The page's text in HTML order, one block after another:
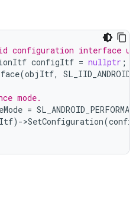
configuration interface
configItf = nullptr ;
(objItf,
mode.
=
) ->SetConfiguration(